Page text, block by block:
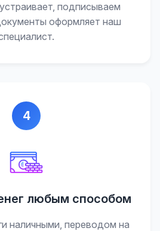
подписываем
оформляет наш
4
любым способом
наличными, переводом на